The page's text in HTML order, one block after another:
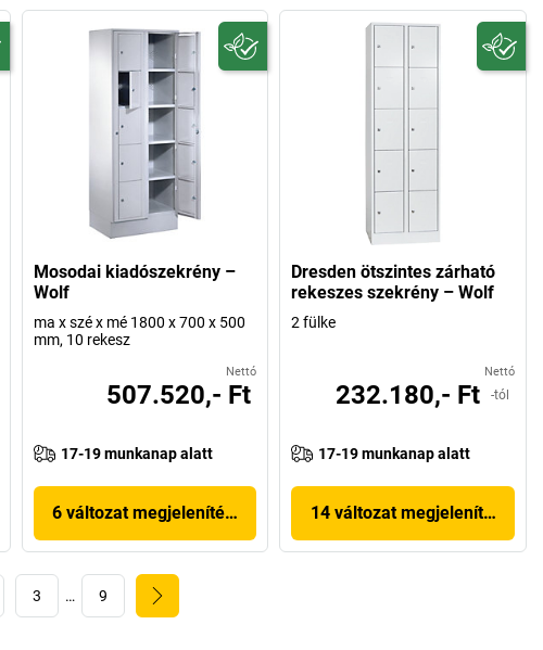
Mosodai kiadószekrény –
Wolf
ma x szé x mé 1800 x 700 x 500
mm, 10 rekesz
Nettó
507.520,- Ft
17-19 munkanap alatt
6 változat megjelenítése
Dresden ötszintes zárható
rekeszes szekrény – Wolf
2 fülke
Nettó
232.180,- Ft -tól
17-19 munkanap alatt
14 változat megjelenítése
3 … 9